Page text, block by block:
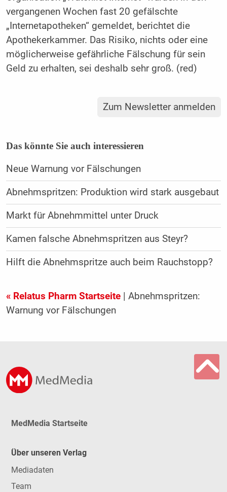
vergangenen Wochen fast 20 gefälschte
„Internetapotheken“ gemeldet, berichtet die
Apothekerkammer. Das Risiko, nichts oder eine
möglicherweise gefährliche Fälschung für sein
Geld zu erhalten, sei deshalb sehr groß. (red)
Zum Newsletter anmelden
Das könnte Sie auch interessieren
Neue Warnung vor Fälschungen
Abnehmspritzen: Produktion wird stark ausgebaut
Markt für Abnehmmittel unter Druck
Kamen falsche Abnehmspritzen aus Steyr?
Hilft die Abnehmspritze auch beim Rauchstopp?
« Relatus Pharm Startseite| Abnehmspritzen:
Warnung vor Fälschungen
MedMedia Startseite
Über unseren Verlag
Mediadaten
Team